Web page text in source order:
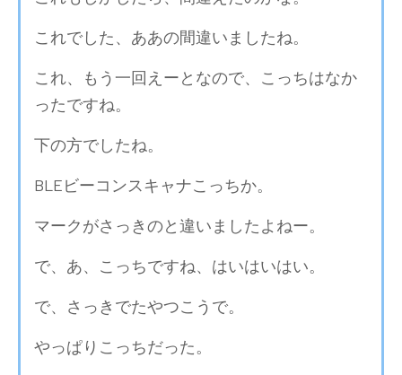
これでした、ああの間違いましたね。
これ、もう一回えーとなので、こっちはなか
ったですね。
下の方でしたね。
BLEビーコンスキャナこっちか。
マークがさっきのと違いましたよねー。
で、あ、こっちですね、はいはいはい。
で、さっきでたやつこうで。
やっぱりこっちだった。